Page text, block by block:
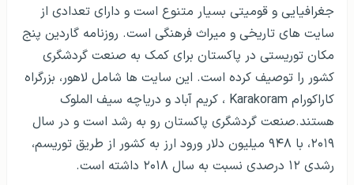
جغرافیایی و قومیتی بسیار متنوع است و دارای تعدادی از
سایت های تاریخی و میراث فرهنگی است. روزنامه گاردین پنج
مکان توریستی در پاکستان برای کمک به صنعت گردشگری
کشور را توصیف کرده است. این سایت ها شامل لاهور، بزرگراه
کاراکورام Karakoram ، کریم آباد و دریاچه سیف الملوک
هستند.صنعت گردشگری پاکستان رو به رشد است و در سال
۲۰۱۹، با ۹۴۸ میلیون دلار ورود ارز به کشور از طریق توریسم،
رشدی ۱۲ درصدی نسبت به سال ۲۰۱۸ داشته است.